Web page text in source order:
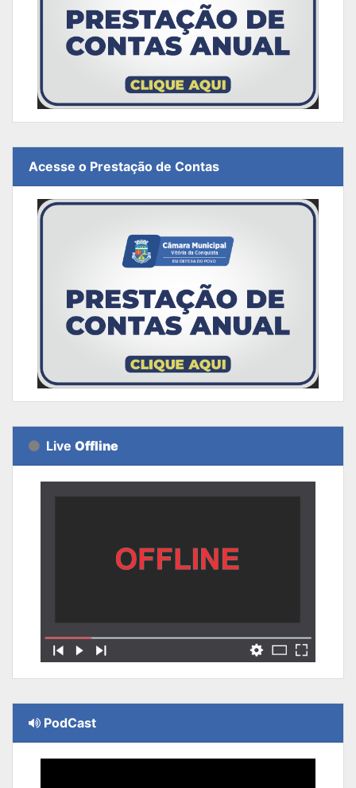
Acesse o Prestação de Contas
Live Offline
PodCast